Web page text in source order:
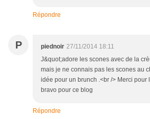
Répondre
P piednoir 27/11/2014 18:11
J&quot;adore les scones avec de la
mais je ne connais pas les scones au
idée pour un brunch .<br /> Merci pour
bravo pour ce blog
Répondre